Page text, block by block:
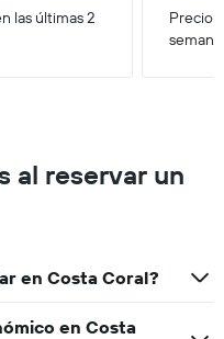
las últimas 2
Precio
al reservar un
en Costa Coral?
en Costa